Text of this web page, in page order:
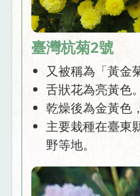
臺灣杭菊2號
又被稱為「黃金
舌狀花為亮黃色。
乾燥後為金黃色
主要栽種在臺東
野等地。